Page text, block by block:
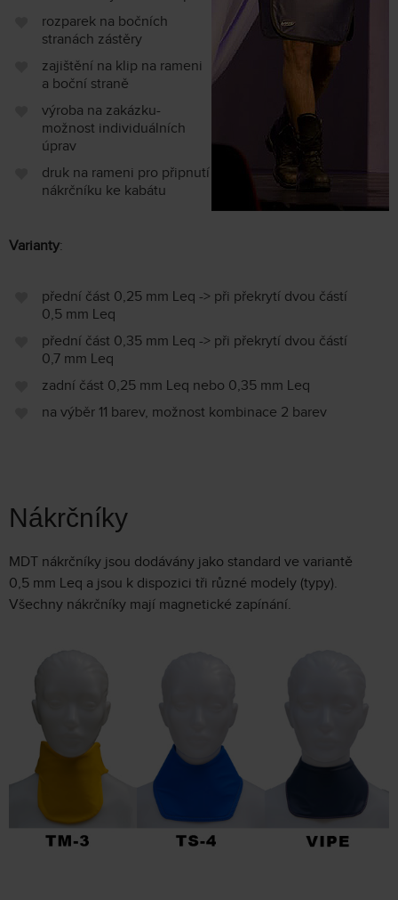
rozparek na bočních
stranách zástěry
zajištění na klip na rameni
a boční straně
výroba na zakázku-
možnost individuálních
úprav
druk na rameni pro připnutí
nákrčníku ke kabátu
Varianty:
přední část 0,25 mm Leq -> při překrytí dvou částí
0,5 mm Leq
přední část 0,35 mm Leq -> při překrytí dvou částí
0,7 mm Leq
zadní část 0,25 mm Leq nebo 0,35 mm Leq
na výběr 11 barev, možnost kombinace 2 barev
Nákrčníky
MDT nákrčníky jsou dodávány jako standard ve variantě
0,5 mm Leq a jsou k dispozici tři různé modely (typy).
Všechny nákrčníky mají magnetické zapínání.